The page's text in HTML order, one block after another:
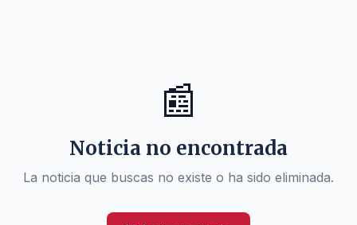
📰
Noticia no encontrada
La noticia que buscas no existe o ha sido eliminada.